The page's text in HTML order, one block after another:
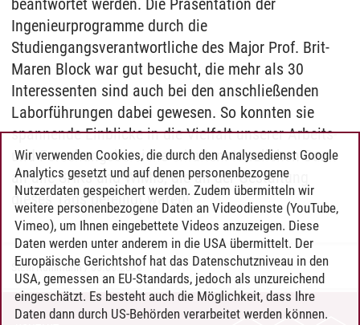
beantwortet werden. Die Präsentation der
Ingenieurprogramme durch die
Studiengangsverantwortliche des Major Prof. Brit-
Maren Block war gut besucht, die mehr als 30
Interessenten sind auch bei den anschließenden
Laborführungen dabei gewesen. So konnten sie
spannende Einblicke in die Vielfalt unserer Arbeits-
und Forschungsbereiche erhalten. Herzlichen Dank
an alle SHKs und WIMIs, die an der Gestaltung
dieses Tags beteiligt waren!
Steffi Kuhlmann /05.06.2026
Wir verwenden Cookies, die durch den Analysedienst Google
Analytics gesetzt und auf denen personenbezogene
Nutzerdaten gespeichert werden. Zudem übermitteln wir
weitere personenbezogene Daten an Videodienste (YouTube,
Vimeo), um Ihnen eingebettete Videos anzuzeigen. Diese
Daten werden unter anderem in die USA übermittelt. Der
Europäische Gerichtshof hat das Datenschutzniveau in den
USA, gemessen an EU-Standards, jedoch als unzureichend
eingeschätzt. Es besteht auch die Möglichkeit, dass Ihre
Daten dann durch US-Behörden verarbeitet werden können.